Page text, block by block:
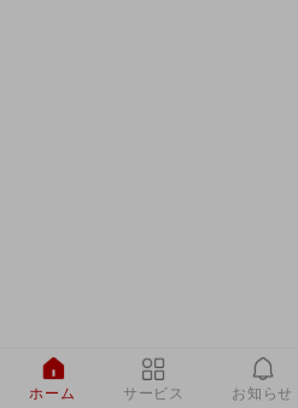
ホーム サービス お知らせ